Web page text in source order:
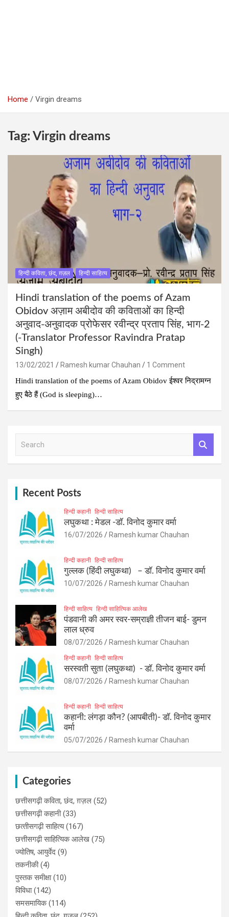
Home Virgin dreams
Tag: Virgin dreams
हिन्दी कविता, छंद, ग़ज़ल हिन्दी साहित्य
Hindi translation of the poems of Azam
Obidov अज़ाम अबीदोव की कविताओं का हिन्‍दी
अनुवाद-अनुवादक प्रोफेसर रवीन्द्र प्रताप सिंह, भाग-2
(-Translator Professor Ravindra Pratap
Singh)
13/02/2021 Ramesh kumar Chauhan
1 Comment
Hindi translation of the poems of Azam Obidov ईश्वर निद्रामग्न
हुए बैठे हैं (God is sleeping)…
Recent Posts
हिन्दी कहानी हिन्दी साहित्य
लघुकथा : मेडल -डॉ. विनोद कुमार वर्मा
16/07/2026 Ramesh kumar Chauhan
हिन्दी कहानी हिन्दी साहित्य
गुल्लक (हिंदी लघुकथा) – डॉ. विनोद कुमार वर्मा
10/07/2026 Ramesh kumar Chauhan
हिन्दी साहित्य हिन्दी साहित्यिक आलेख
पंडवानी की अमर स्वर-सम्राज्ञी तीजन बाई- डुमन
लाल ध्रुव
08/07/2026 Ramesh kumar Chauhan
हिन्दी कहानी हिन्दी साहित्य
सरस्वती सुता (लघुकथा) ​- डॉ. विनोद कुमार वर्मा
08/07/2026 Ramesh kumar Chauhan
हिन्दी कहानी हिन्दी साहित्य
कहानी: लंगड़ा कौन? (आपबीती)​- डॉ. विनोद कुमार
वर्मा
05/07/2026 Ramesh kumar Chauhan
Categories
छत्तीसगढ़ी कविता, छंद, ग़ज़ल (52)
छत्तीसगढ़ी कहानी(33)
छत्‍तीसगढ़ी साहित्‍य(167)
छत्तीसगढ़ी साहित्यिक आलेख (75)
ज्योतिष, आयुर्वेद (9)
तकनीकी(4)
पुस्‍तक समीक्षा(10)
विविधा(142)
समसमायिक(114)